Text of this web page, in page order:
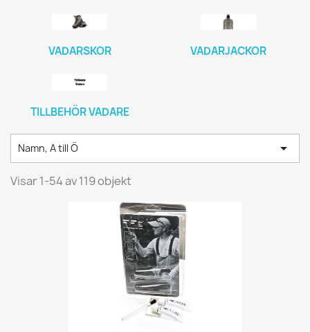
VADARSKOR VADARJACKOR
TILLBEHÖR VADARE
Namn, A till Ö 
Visar 1-54 av 119 objekt